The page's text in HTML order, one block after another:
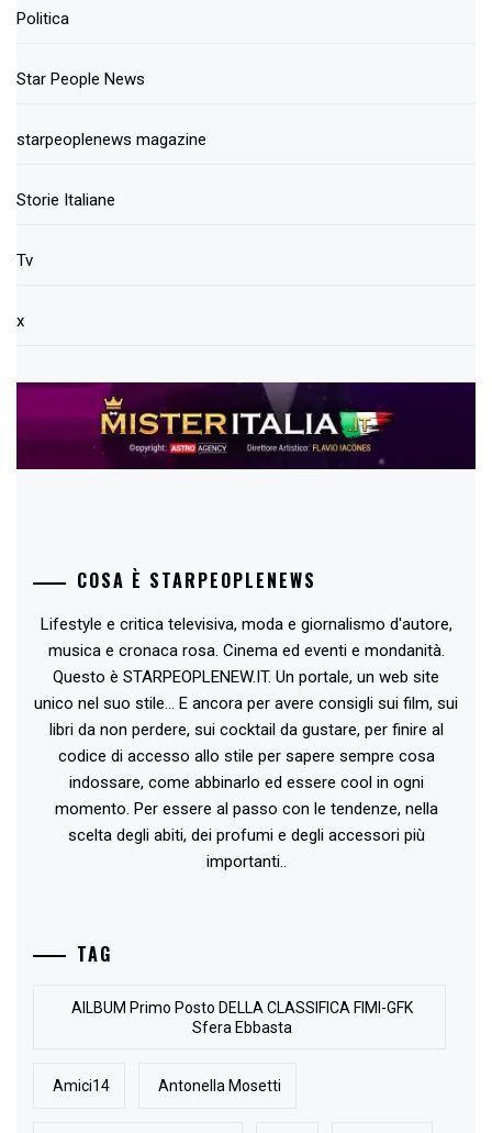
Politica
Star People News
starpeoplenews magazine
Storie Italiane
Tv
x
COSA È STARPEOPLENEWS
Lifestyle e critica televisiva, moda e giornalismo d'autore,
musica e cronaca rosa. Cinema ed eventi e mondanità.
Questo è STARPEOPLENEW.IT. Un portale, un web site
unico nel suo stile... E ancora per avere consigli sui film, sui
libri da non perdere, sui cocktail da gustare, per finire al
codice di accesso allo stile per sapere sempre cosa
indossare, come abbinarlo ed essere cool in ogni
momento. Per essere al passo con le tendenze, nella
scelta degli abiti, dei profumi e degli accessori più
importanti..
TAG
AlLBUM Primo Posto DELLA CLASSIFICA FIMI-GFK
Sfera Ebbasta
Amici14 Antonella Mosetti